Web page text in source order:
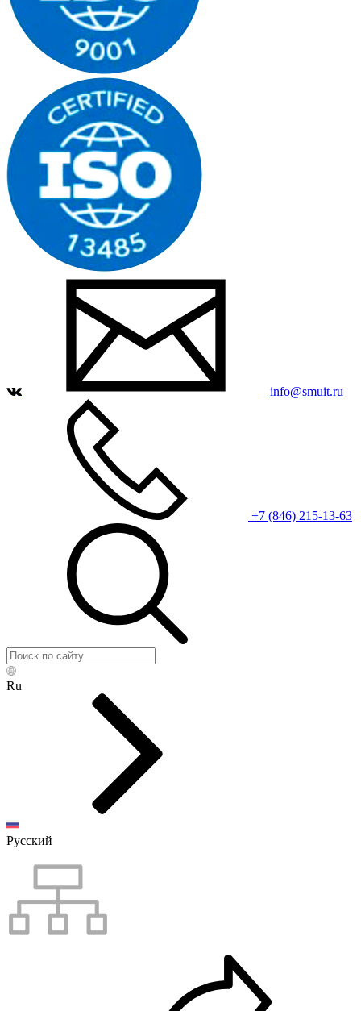
info@smuit.ru
+7 (846) 215-13-63
Ru
Русский